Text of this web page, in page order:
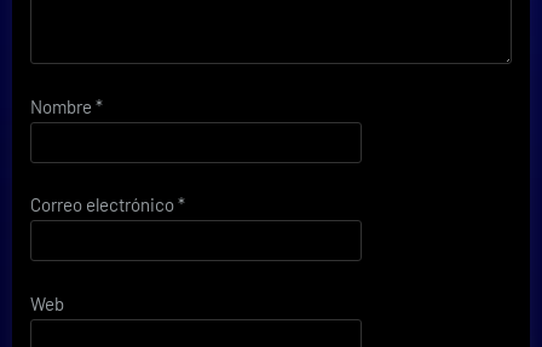
Nombre *
Correo electrónico*
Web